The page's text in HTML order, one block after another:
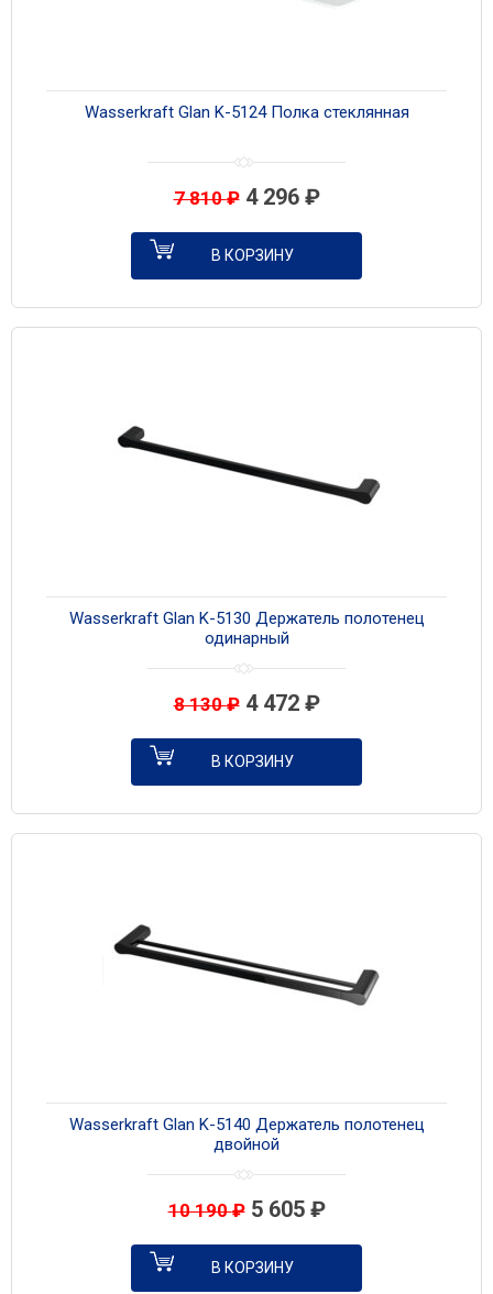
Wasserkraft Glan K-5124 Полка стеклянная
7 810₽ 4 296 ₽
В КОРЗИНУ
Wasserkraft Glan K-5130 Держатель полотенец
одинарный
8 130₽ 4 472 ₽
В КОРЗИНУ
Wasserkraft Glan K-5140 Держатель полотенец
двойной
10 190₽ 5 605 ₽
В КОРЗИНУ